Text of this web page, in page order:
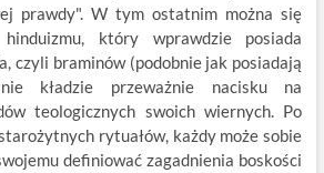
prawdy". W tym ostatnim można się
który wprawdzie posiada
czyli braminów (podobnie jak posiadają
kładzie przeważnie nacisku na
teologicznych swoich wiernych. Po
rytuałów, każdy może sobie
definiować zagadnienia boskości